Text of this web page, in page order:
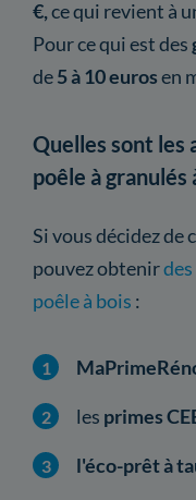
€,ce qui revient à
Pour ce qui est des
de5 à 10 eurosen
Quelles sont les
poêle à granulés
Si vous décidez de
pouvez obtenir
poêle à bois :
les primes
l'éco-prêt à